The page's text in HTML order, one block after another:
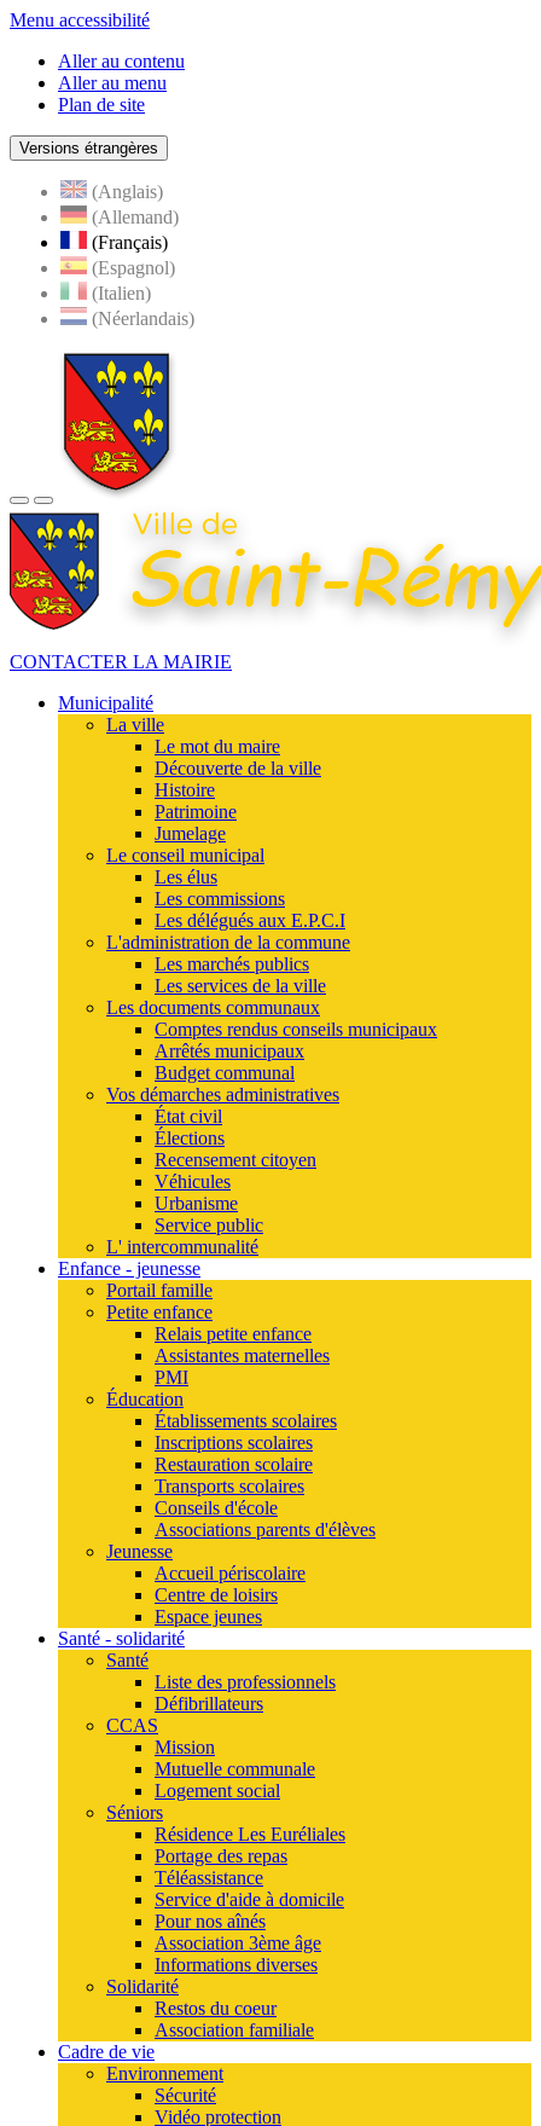
Menu accessibilité
Aller au contenu
Aller au menu
Plan de site
Versions étrangères
(Anglais)
(Allemand)
(Français)
(Espagnol)
(Italien)
(Néerlandais)
CONTACTER LA MAIRIE
Municipalité
La ville
Le mot du maire
Découverte de la ville
Histoire
Patrimoine
Jumelage
Le conseil municipal
Les élus
Les commissions
Les délégués aux E.P.C.I
L'administration de la commune
Les marchés publics
Les services de la ville
Les documents communaux
Comptes rendus conseils municipaux
Arrêtés municipaux
Budget communal
Vos démarches administratives
État civil
Élections
Recensement citoyen
Véhicules
Urbanisme
Service public
L' intercommunalité
Enfance - jeunesse
Portail famille
Petite enfance
Relais petite enfance
Assistantes maternelles
PMI
Éducation
Établissements scolaires
Inscriptions scolaires
Restauration scolaire
Transports scolaires
Conseils d'école
Associations parents d'élèves
Jeunesse
Accueil périscolaire
Centre de loisirs
Espace jeunes
Santé - solidarité
Santé
Liste des professionnels
Défibrillateurs
CCAS
Mission
Mutuelle communale
Logement social
Séniors
Résidence Les Euréliales
Portage des repas
Téléassistance
Service d'aide à domicile
Pour nos aînés
Association 3ème âge
Informations diverses
Solidarité
Restos du coeur
Association familiale
Cadre de vie
Environnement
Sécurité
Vidéo protection